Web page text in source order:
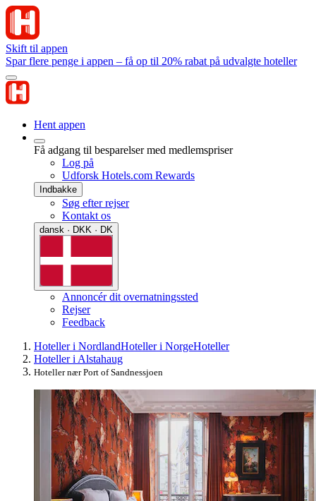
Skift til appen
Spar flere penge i appen – få op til 20% rabat på udvalgte hoteller
Hent appen
Få adgang til besparelser med medlemspriser
Log på
Udforsk Hotels.com Rewards
Indbakke
Søg efter rejser
Kontakt os
dansk · DKK · DK
Annoncér dit overnatningssted
Rejser
Feedback
Hoteller i NordlandHoteller i NorgeHoteller
Hoteller i Alstahaug
Hoteller nær Port of Sandnessjoen